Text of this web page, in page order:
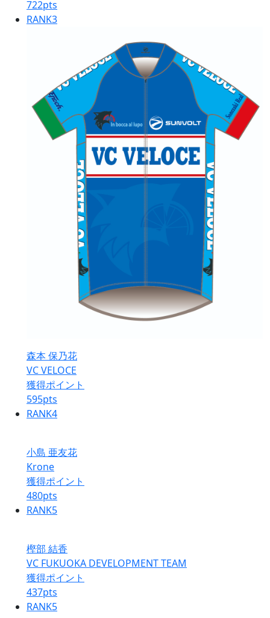
722pts
RANK3
森本 保乃花
VC VELOCE
獲得ポイント
595pts
RANK4
小島 亜友花
Krone
獲得ポイント
480pts
RANK5
樫部 結香
VC FUKUOKA DEVELOPMENT TEAM
獲得ポイント
437pts
RANK5